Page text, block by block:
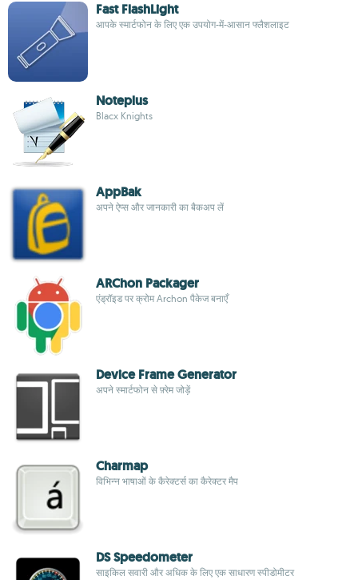
Fast FlashLight
आपके स्मार्टफोन के लिए एक उपयोग-में-आसान फ्लैशलाइट
Noteplus
Blacx Knights
AppBak
अपने ऐप्स और जानकारी का बैकअप लें
ARChon Packager
एंड्रॉइड पर क्रोम Archon पैकेज बनाएँ
Device Frame Generator
अपने स्मार्टफोन से फ़्रेम जोड़ें
Charmap
विभिन्न भाषाओं के कैरेक्टर्स का कैरेक्टर मैप
DS Speedometer
साइकिल सवारी और अधिक के लिए एक साधारण स्पीडोमीटर